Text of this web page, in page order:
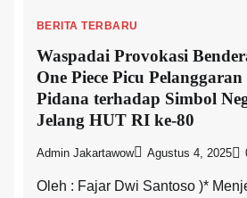
BERITA TERBARU
Waspadai Provokasi
One Piece Picu Pelanggaran
Pidana terhadap Simbol
Jelang HUT RI ke-80
Admin Jakartawow Agustus 4, 2025
Oleh : Fajar Dwi Santoso )*